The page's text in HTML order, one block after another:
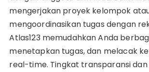
mengerjakan proyek kelompok
mengoordinasikan tugas dengan
Atlas123 memudahkan Anda
menetapkan tugas, dan melacak
real-time. Tingkat transparansi dan